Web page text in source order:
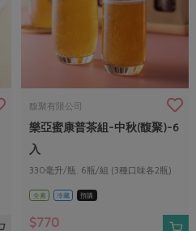
個人清潔
織品
馥聚有限公司
樂亞蜜康普茶組-中秋(馥聚)-6
入
330毫升/瓶. 6瓶/組 (3種口味各2瓶)
全素 冷藏 預購
$770